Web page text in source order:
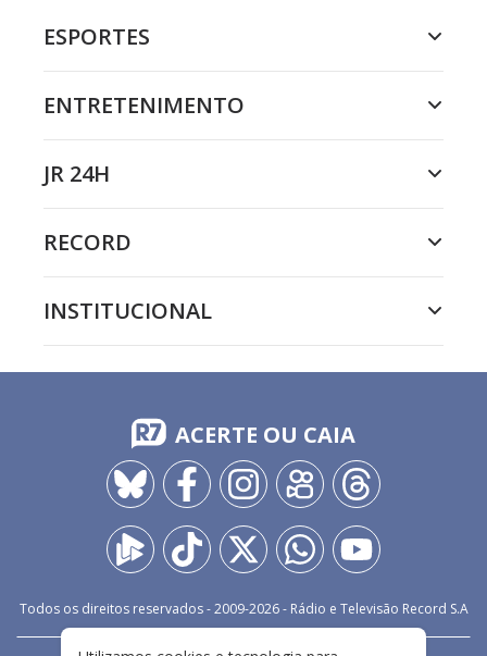
ESPORTES
ENTRETENIMENTO
JR 24H
RECORD
INSTITUCIONAL
ACERTE OU CAIA
Todos os direitos reservados - 2009-2026- Rádio e Televisão Record S.A